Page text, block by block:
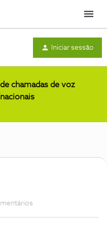
Menu
Iniciar sessão
chamadas de voz